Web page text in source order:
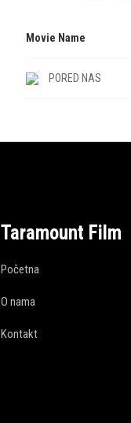
Movie Name
PORED NAS
Taramount Film
Početna
O nama
Kontakt